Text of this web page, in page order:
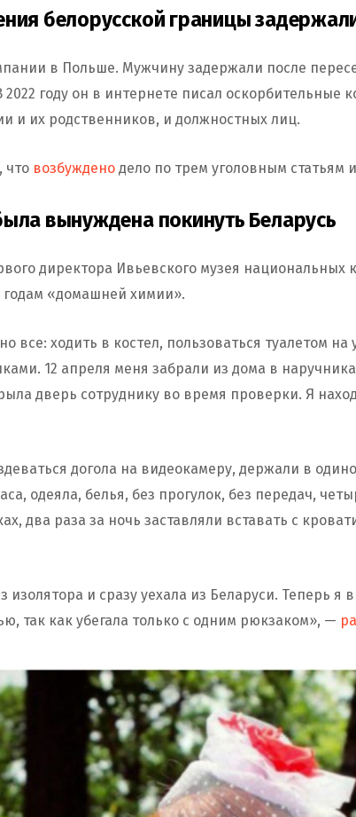
белорусской границы
в Польше. Мужчину задержали после
году он в интернете писал оскорбительные
и их родственников, и должностных лиц.
что возбуждено дело по трем уголовным статьям
вынуждена покинуть Беларусь
директора Ивьевского музея национальных
«домашней химии».
все: ходить в костел, пользоваться туалетом на
12 апреля меня забрали из дома в
дверь сотруднику во время проверки. Я
догола на видеокамеру, держали в
одеяла, белья, без прогулок, без передач,
два раза за ночь заставляли вставать с
изолятора и сразу уехала из Беларуси. Теперь я
так как убегала только с одним рюкзаком», —